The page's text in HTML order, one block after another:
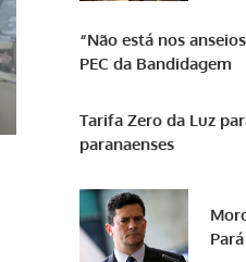
“Não está nos
PEC da Bandidagem
Tarifa Zero da Luz
paranaenses